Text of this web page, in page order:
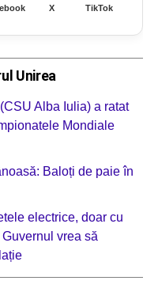
X TikTok
Unirea
Alba Iulia) a ratat
Mondiale
Baloți de paie în
electrice, doar cu
vrea să